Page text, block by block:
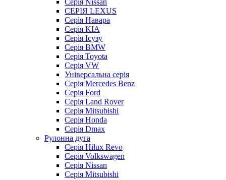
Серія Nissan
СЕРІЯ LEXUS
Серія Навара
Серія KIA
Серія Ісузу
Серія BMW
Серія Toyota
Серія VW
Універсальна серія
Серія Mercedes Benz
Серія Ford
Серія Land Rover
Серія Mitsubishi
Серія Honda
Серія Dmax
Рулонна дуга
Серія Hilux Revo
Серія Volkswagen
Серія Nissan
Серія Mitsubishi